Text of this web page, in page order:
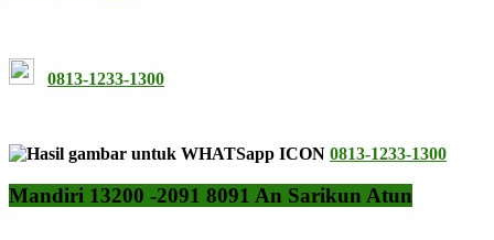
0813-1233-1300
0813-1233-1300
Mandiri 13200 -2091 8091 An Sarikun Atun